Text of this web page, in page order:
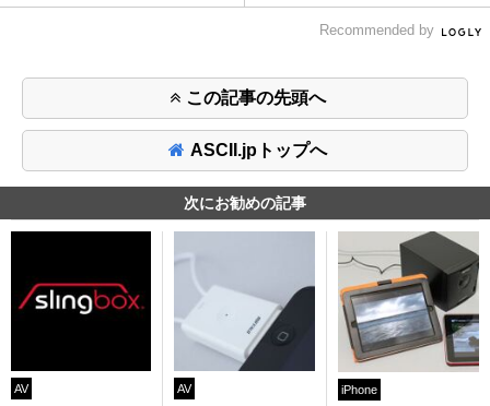
Recommended by
この記事の先頭へ
ASCII.jpトップへ
次にお勧めの記事
AV AV iPhone